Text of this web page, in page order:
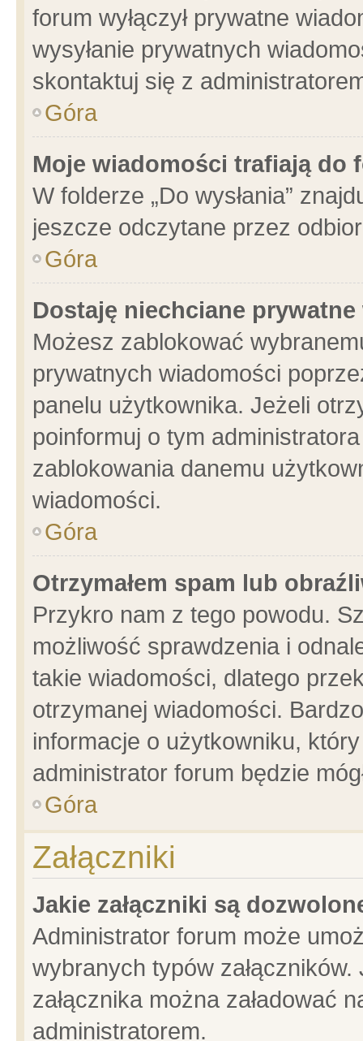
forum wyłączył prywatne
wysyłanie prywatnych
skontaktuj się z
Góra
Moje wiadomości trafiają do
W folderze „Do wysłania”
jeszcze odczytane przez
Góra
Dostaję niechciane
Możesz zablokować
prywatnych wiadomości
panelu użytkownika. Jeżeli
poinformuj o tym
zablokowania danemu
wiadomości.
Góra
Otrzymałem spam lub
Przykro nam z tego powodu.
możliwość sprawdzenia i
takie wiadomości, dlatego
otrzymanej wiadomości.
informacje o użytkowniku,
administrator forum będzie
Góra
Załączniki
Jakie załączniki są
Administrator forum może
wybranych typów
załącznika można załadować
administratorem.